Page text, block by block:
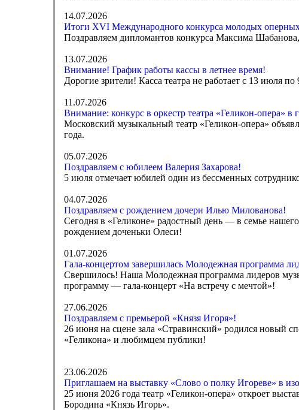
14.07.2026
Итоги XVI Международного конкурса молодых
Поздравляем дипломантов конкурса Максима
13.07.2026
Внимание! График работы кассы в летнее время!
Дорогие зрители! Касса театра не работает с 13 июля
11.07.2026
Внимание: конкурс в оркестр театра «Геликон-опера» в
Московский музыкальный театр «Геликон-опера»
года.
05.07.2026
Поздравляем с юбилеем Валерия Захарова!
5 июля отмечает юбилей один из бессменных
04.07.2026
Поздравляем с рождением дочери Илью Милованова!
Сегодня в «Геликоне» радостный день — в семье
рождением доченьки Олеси!
01.07.2026
Гала-концертом завершилась Молодежная программа
Свершилось! Наша Молодежная программа лидеров
программу — гала-концерт «На встречу с мечтой»!
27.06.2026
Поздравляем с премьерой «Князя Игоря»!
26 июня на сцене зала «Стравинский» родился новый
«Геликона» и любимцем публики!
23.06.2026
Приглашаем на выставку «Слово о полку Игореве» в
25 июня 2026 года театр «Геликон-опера» откроет
Бородина «Князь Игорь».